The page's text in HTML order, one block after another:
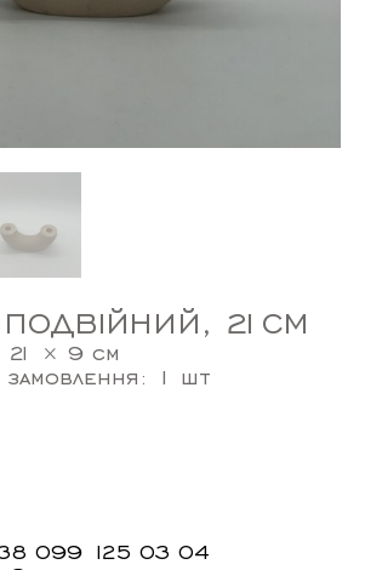
21СМ
21 × 9 см
замовлення: 1 шт
099 125 03 04